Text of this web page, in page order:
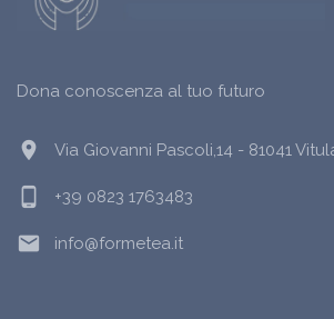
Dona conoscenza al tuo futuro
location_on Via Giovanni Pascoli,14 - 81041
phone_android +39 0823 1763483
email info@formetea.it